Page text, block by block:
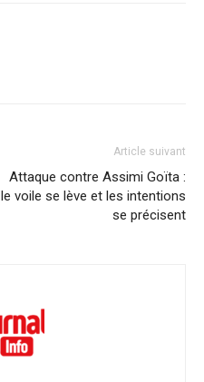
Article suivant
Attaque contre Assimi Goïta :
le voile se lève et les intentions
se précisent